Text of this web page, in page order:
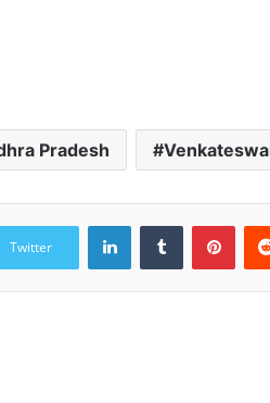
Pradesh
Twitter